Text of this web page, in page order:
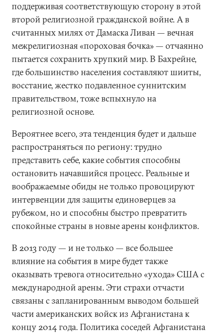
поддерживая соответствующую сторону в этой
второй религиозной гражданской войне. А в
считанных милях от Дамаска Ливан — вечная
межрелигиозная «пороховая бочка» — отчаянно
пытается сохранить хрупкий мир. В Бахрейне,
где большинство населения составляют шииты,
восстание, жестко подавленное суннитским
правительством, тоже вспыхнуло на
религиозной основе.
Вероятнее всего, эта тенденция будет и дальше
распространяться по региону: трудно
представить себе, какие события способны
остановить начавшийся процесс. Реальные и
воображаемые обиды не только провоцируют
интервенции для защиты единоверцев за
рубежом, но и способны быстро превратить
спокойные страны в новые арены конфликтов.
В 2013 году — и не только — все большее
влияние на события в мире будет также
оказывать тревога относительно «ухода» США с
международной арены. Эти страхи отчасти
связаны с запланированным выводом большей
части американских войск из Афганистана к
концу 2014 года. Политика соседей Афганистана